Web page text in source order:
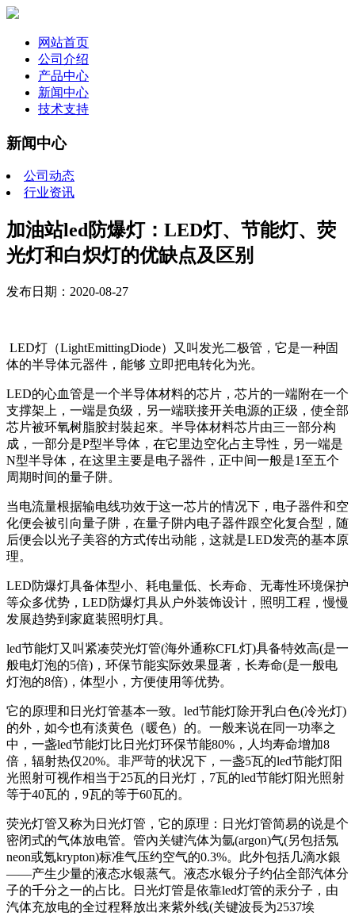
网站首页
公司介绍
产品中心
新闻中心
技术支持
新闻中心
公司动态
行业资讯
加油站led防爆灯：LED灯、节能灯、荧
光灯和白炽灯的优缺点及区别
发布日期：2020-08-27
LED灯（LightEmittingDiode）又叫发光二极管，它是一种固
体的半导体元器件，能够 立即把电转化为光。
LED的心血管是一个半导体材料的芯片，芯片的一端附在一个
支撑架上，一端是负级，另一端联接开关电源的正级，使全部
芯片被环氧树脂胶封裝起來。半导体材料芯片由三一部分构
成，一部分是P型半导体，在它里边空化占主导性，另一端是
N型半导体，在这里主要是电子器件，正中间一般是1至五个
周期时间的量子阱。
当电流量根据输电线功效于这一芯片的情况下，电子器件和空
化便会被引向量子阱，在量子阱内电子器件跟空化复合型，随
后便会以光子美容的方式传出动能，这就是LED发亮的基本原
理。
LED防爆灯具备体型小、耗电量低、长寿命、无毒性环境保护
等众多优势，LED防爆灯具从户外装饰设计，照明工程，慢慢
发展趋势到家庭装照明灯具。
led节能灯又叫紧凑荧光灯管(海外通称CFL灯)具备特效高(是一
般电灯泡的5倍)，环保节能实际效果显著，长寿命(是一般电
灯泡的8倍)，体型小，方便使用等优势。
它的原理和日光灯管基本一致。led节能灯除开乳白色(冷光灯)
的外，如今也有淡黄色（暖色）的。一般来说在同一功率之
中，一盏led节能灯比日光灯环保节能80%，人均寿命增加8
倍，辐射热仅20%。非严苛的状况下，一盏5瓦的led节能灯阳
光照射可视作相当于25瓦的日光灯，7瓦的led节能灯阳光照射
等于40瓦的，9瓦的等于60瓦的。
荧光灯管又称为日光灯管，它的原理：日光灯管简易的说是个
密闭式的气体放电管。管內关键汽体为氩(argon)气(另包括氖
neon或氪krypton)标准气压约空气的0.3%。此外包括几滴水銀
——产生少量的液态水银蒸气。液态水银分子约佔全部汽体分
子的千分之一的占比。日光灯管是依靠led灯管的汞分子，由
汽体充放电的全过程释放出来紫外线(关键波長为2537埃